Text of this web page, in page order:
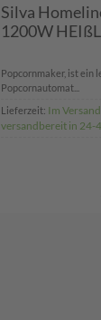
Silva
1200W
Popcornmaker, ist ein
Popcornautomat...
Lieferzeit: Im
versandbereit in 24-